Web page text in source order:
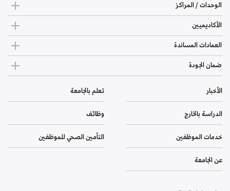
الوحدات / المراكز
الأكاديميين
العمادات المساندة
ضمان الجودة
الأخبار تعلم بالجامعة
الدراسة بالخارج وظائف
خدمات الموظفين التأمين الصحي للموظفين
عن الجامعة